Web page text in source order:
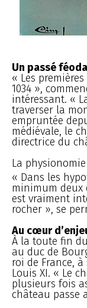
Un passé
« Les
1034 »,
intéressant. «
traverser la
empruntée
médiévale, le
directrice du
La
« Dans les
minimum deux
est vraiment
rocher », se
Au cœur
À la toute fin
au duc de
roi de France,
Louis XI. « Le
plusieurs fois
château passe